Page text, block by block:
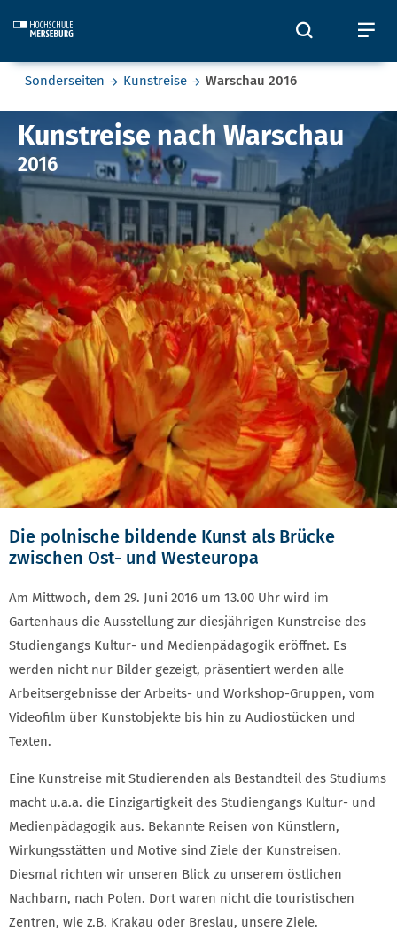
Öffnet
Sie befinden sich hier:
Sonderseiten Kunstreise Warschau 2016
Warschau 2016
Kunstreise nach Warschau
2016
Die polnische bildende Kunst als Brücke
zwischen Ost- und Westeuropa
Am Mittwoch, dem 29. Juni 2016 um 13.00 Uhr wird im
Gartenhaus die Ausstellung zur diesjährigen Kunstreise des
Studiengangs Kultur- und Medienpädagogik eröffnet. Es
werden nicht nur Bilder gezeigt, präsentiert werden alle
Arbeitsergebnisse der Arbeits- und Workshop-Gruppen, vom
Videofilm über Kunstobjekte bis hin zu Audiostücken und
Texten.
Eine Kunstreise mit Studierenden als Bestandteil des Studiums
macht u.a.a. die Einzigartigkeit des Studiengangs Kultur- und
Medienpädagogik aus. Bekannte Reisen von Künstlern,
Wirkungsstätten und Motive sind Ziele der Kunstreisen.
Diesmal richten wir unseren Blick zu unserem östlichen
Nachbarn, nach Polen. Dort waren nicht die touristischen
Zentren, wie z.B. Krakau oder Breslau, unsere Ziele.